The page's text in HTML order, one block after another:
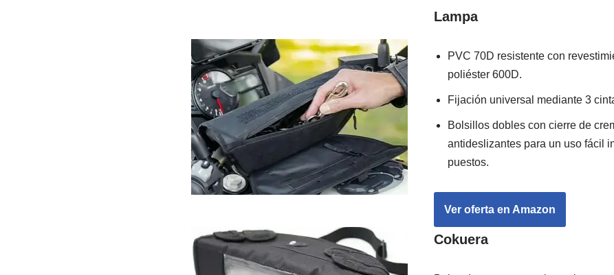
Lampa
PVC 70D resistente con
poliéster 600D.
Fijación universal mediante 3
Bolsillos dobles con cierre de
antideslizantes para un uso fácil
puestos.
Ver oferta en Amazon
Cokuera